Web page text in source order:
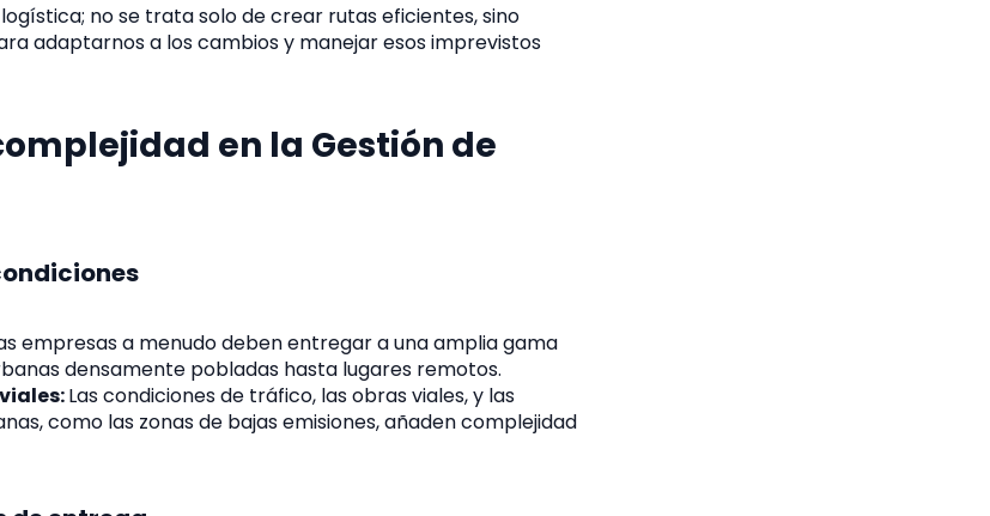
no se trata solo de crear rutas eficientes, sino
adaptarnos a los cambios y manejar esos imprevistos
en la Gestión de
empresas a menudo deben entregar a una amplia gama
densamente pobladas hasta lugares remotos.
Las condiciones de tráfico, las obras viales, y las
como las zonas de bajas emisiones, añaden complejidad